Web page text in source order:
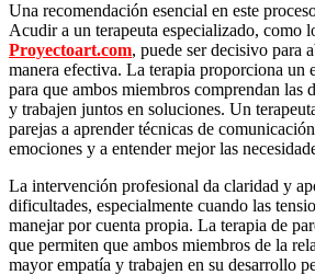
Una recomendación esencial en este
Acudir a un terapeuta especializado, como
Proyectoart.com, puede ser decisivo para
manera efectiva. La terapia proporciona un
para que ambos miembros comprendan las
y trabajen juntos en soluciones. Un
parejas a aprender técnicas de
emociones y a entender mejor las
La intervención profesional da claridad y
dificultades, especialmente cuando las
manejar por cuenta propia. La terapia de
que permiten que ambos miembros de la
mayor empatía y trabajen en su desarrollo